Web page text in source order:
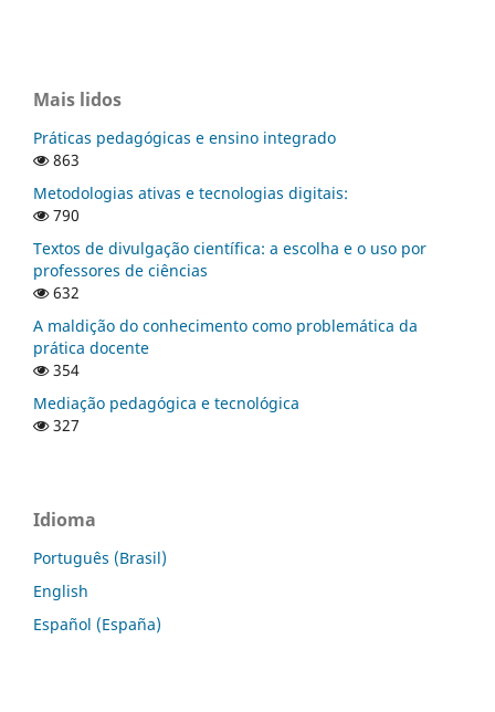
Mais lidos
Práticas pedagógicas e ensino integrado
863
Metodologias ativas e tecnologias digitais:
790
Textos de divulgação científica: a escolha e o uso por
professores de ciências
632
A maldição do conhecimento como problemática da
prática docente
354
Mediação pedagógica e tecnológica
327
Idioma
Português (Brasil)
English
Español (España)